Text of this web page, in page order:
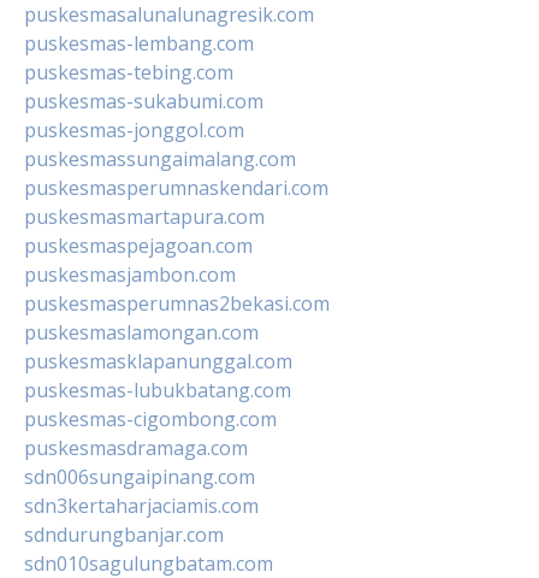
puskesmasalunalunagresik.com
puskesmas-lembang.com
puskesmas-tebing.com
puskesmas-sukabumi.com
puskesmas-jonggol.com
puskesmassungaimalang.com
puskesmasperumnaskendari.com
puskesmasmartapura.com
puskesmaspejagoan.com
puskesmasjambon.com
puskesmasperumnas2bekasi.com
puskesmaslamongan.com
puskesmasklapanunggal.com
puskesmas-lubukbatang.com
puskesmas-cigombong.com
puskesmasdramaga.com
sdn006sungaipinang.com
sdn3kertaharjaciamis.com
sdndurungbanjar.com
sdn010sagulungbatam.com